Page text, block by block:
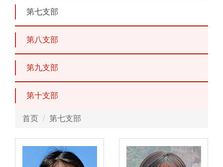
第七支部
第八支部
第九支部
第十支部
首页 第七支部